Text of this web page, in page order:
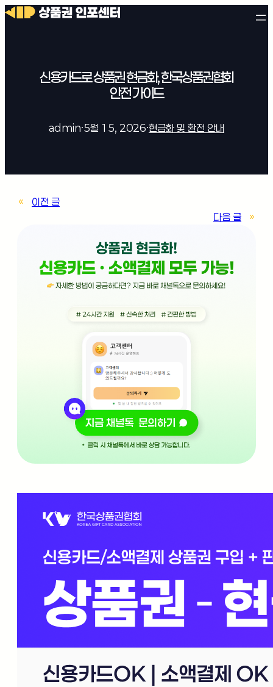
신용카드로 상품권 현금화, 한국상품권협회
안전 가이드
admin·5월 15, 2026·현금화 및 환전 안내
«
이전 글
다음 글
»